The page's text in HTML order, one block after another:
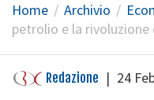
Home Archivio
petrolio e la rivoluzione
Redazione | 24